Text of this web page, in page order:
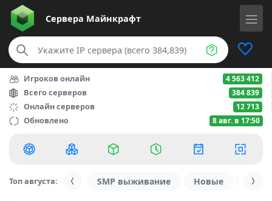
Сервера Майнкрафт
Игроков онлайн 4 563 412
Всего серверов 384 839
Онлайн серверов 12 713
Обновлено 8 авг. в 17:50
Топ августа: SMP выживание Новые С